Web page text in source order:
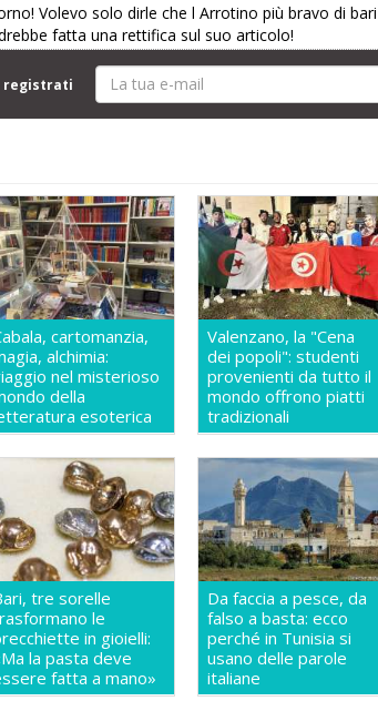
Volevo solo dirle che l Arrotino più bravo di
fatta una rettifica sul suo articolo!
registrati
cartomanzia,
alchimia:
nel misterioso
della
esoterica
Valenzano, la "Cena
dei popoli": studenti
provenienti da tutto il
mondo offrono piatti
tradizionali
tre sorelle
le
in gioielli:
la pasta deve
fatta a mano»
Da faccia a pesce, da
falso a basta: ecco
perché in Tunisia si
usano delle parole
italiane